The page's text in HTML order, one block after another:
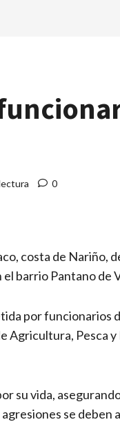
0
costa de Nariño,
barrio Pantano de
por funcionarios
Agricultura, Pesca
su vida,
se deben